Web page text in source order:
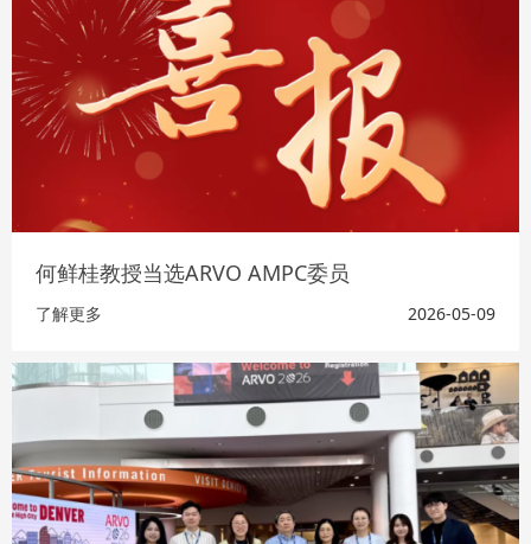
何鲜桂教授当选ARVO AMPC委员
了解更多 2026-05-09